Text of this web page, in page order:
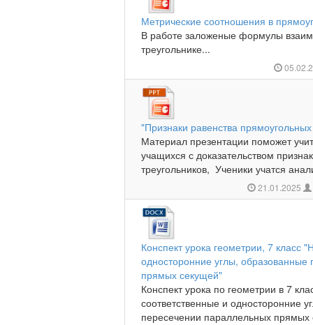
Метрические соотношения в
В работе заложеные формулы
треугольнике...
"Признаки равенства прямоугольных
Материал презентации поможет
учащихся с доказательством
треугольников, Ученики учатся
21.01.2025
Конспект урока геометрии, 7 класс
односторонние углы,
прямых секущей"
Конспект урока по геометрии в 7
соответственные и односторонние
пересечении параллельных